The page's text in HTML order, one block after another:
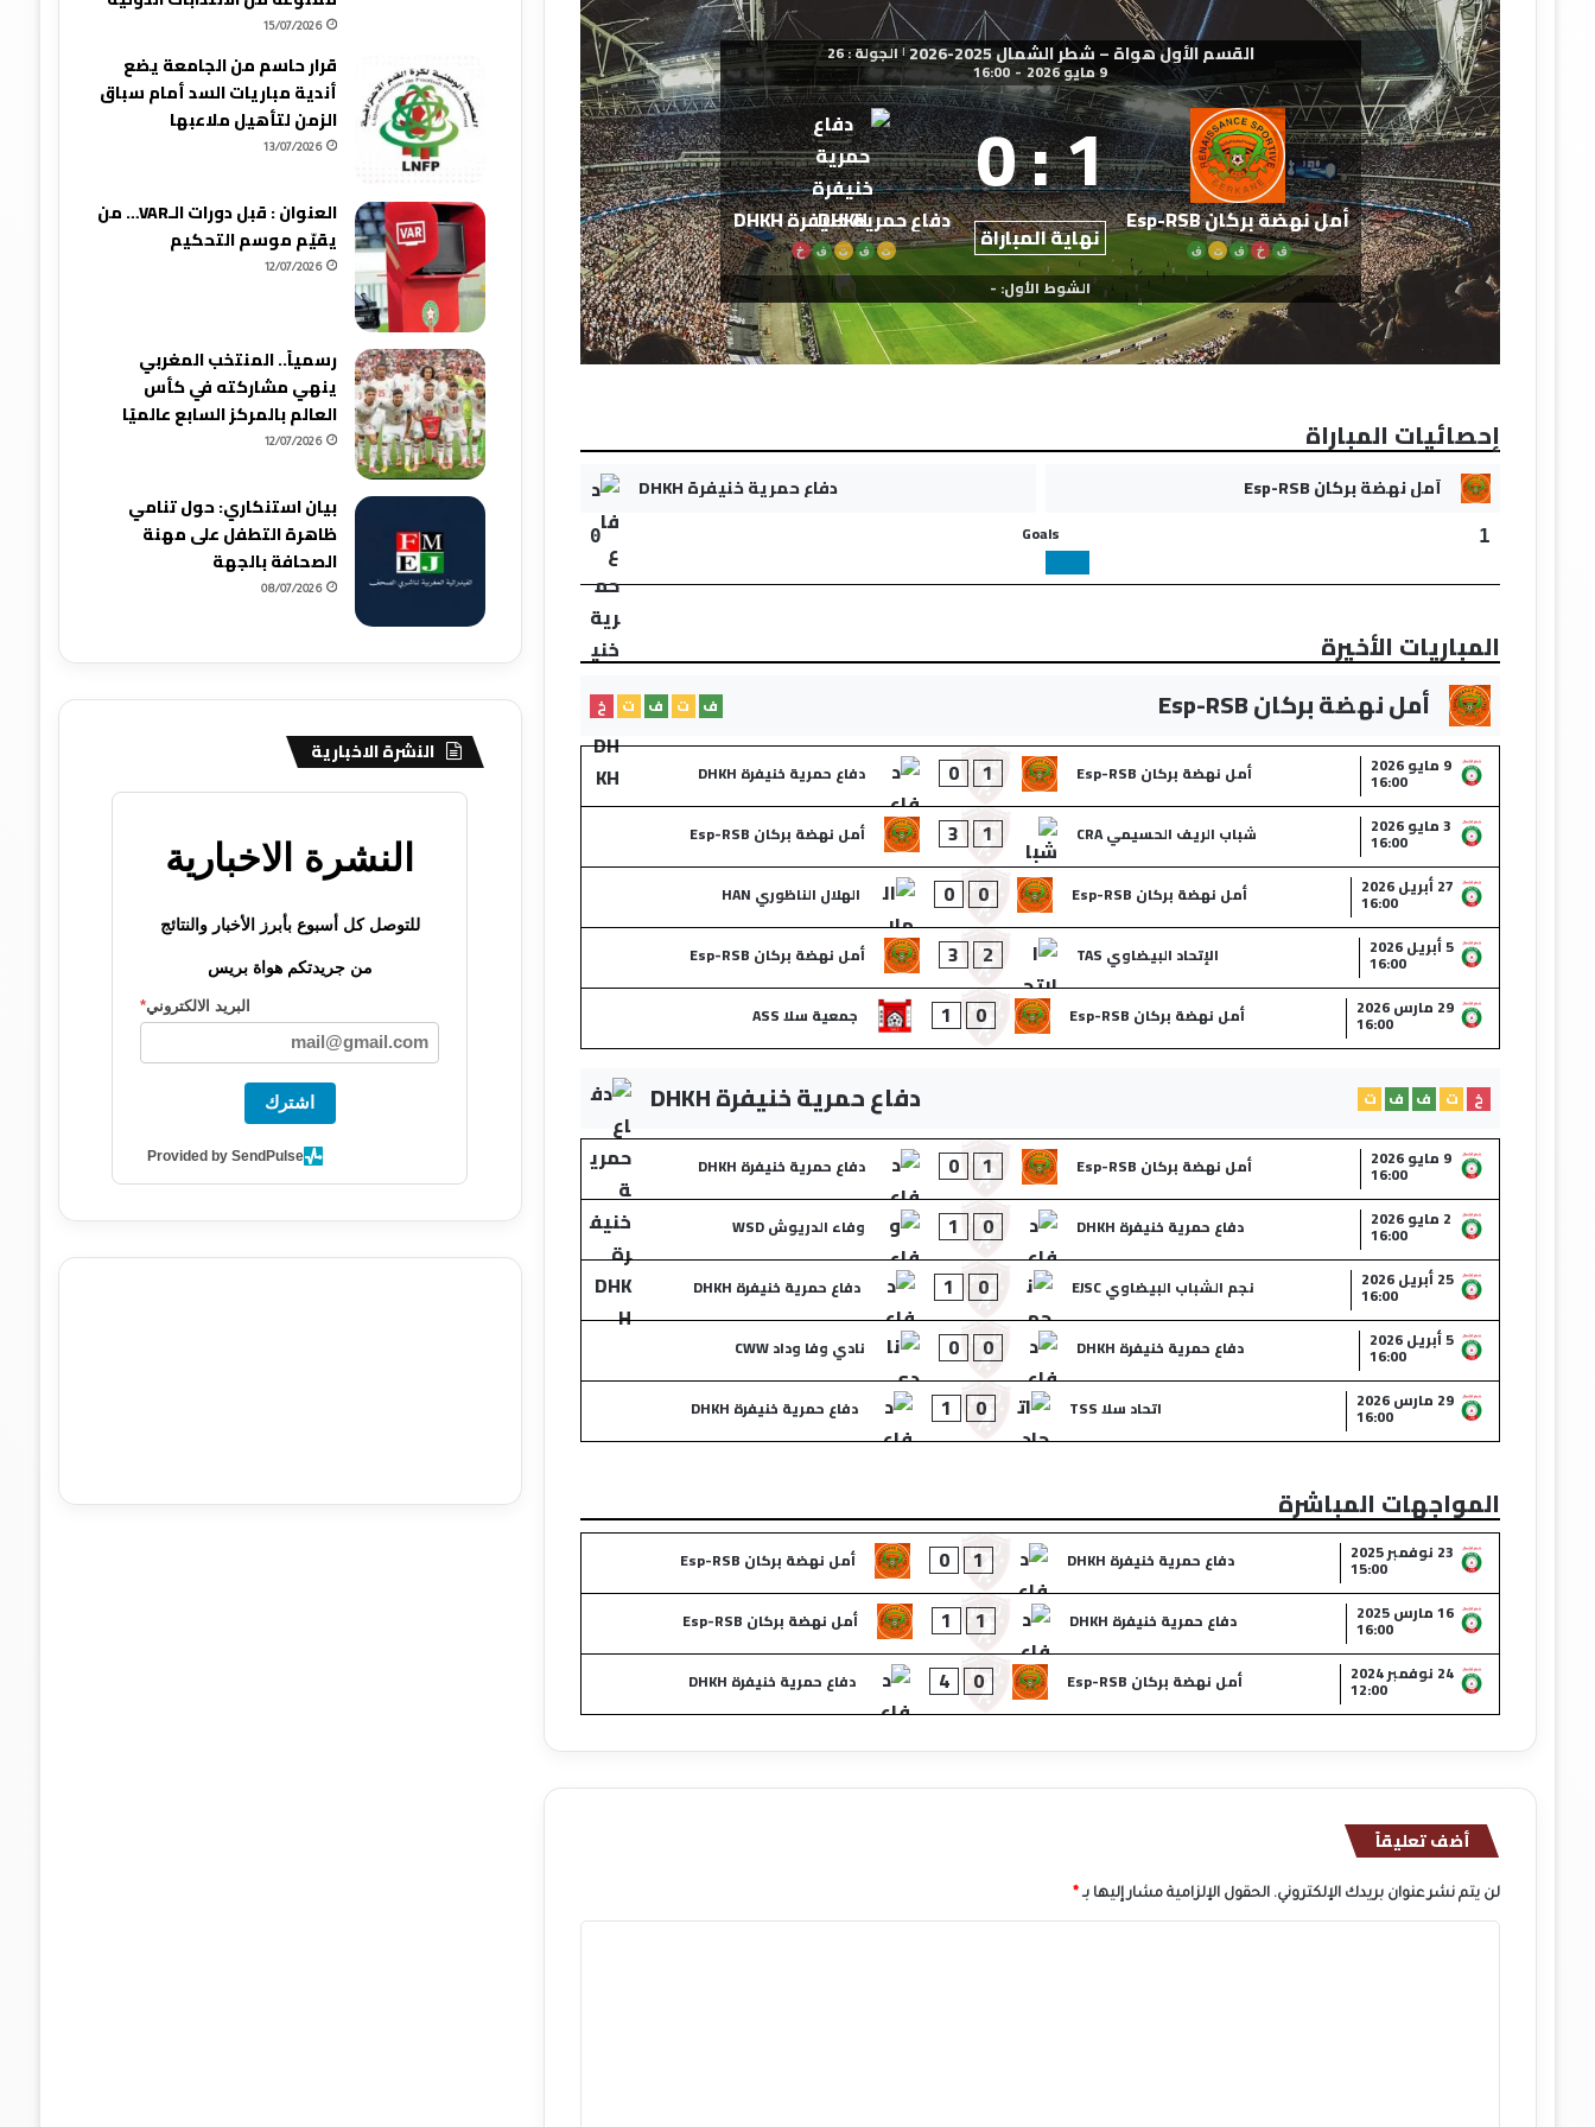
القسم الأول هواة – شطر الشمال 2025-2026 | الجولة : 26
9 مايو 2026 -
16:00
أمل نهضة بركان Esp-RSB
ف خ ف ت ف
1
:
0
نهاية المباراة دفاع حمرية خنيفرة DHKH
ت ف ت ف خ
الشوط الأول: -
إحصائيات المباراة
أمل نهضة بركان Esp-RSB دفاع حمرية خنيفرة DHKH
1
Goals
0
المباريات الأخيرة
أمل نهضة بركان Esp-RSB
ف ت ف ت خ
9 مايو 2026
16:00 أمل نهضة بركان Esp-RSB 1
0
دفاع حمرية خنيفرة DHKH
3 مايو 2026
16:00 شباب الريف الحسيمي CRA 1
3
أمل نهضة بركان Esp-RSB
27 أبريل 2026
16:00 أمل نهضة بركان Esp-RSB 0
0
الهلال الناظوري HAN
5 أبريل 2026
16:00 الإتحاد البيضاوي TAS 2
3
أمل نهضة بركان Esp-RSB
29 مارس 2026
16:00 أمل نهضة بركان Esp-RSB 0
1 جمعية سلا ASS
دفاع حمرية خنيفرة DHKH خ ت ف ف ت
9 مايو 2026
16:00 أمل نهضة بركان Esp-RSB 1
0
دفاع حمرية خنيفرة DHKH
2 مايو 2026
16:00 دفاع حمرية خنيفرة DHKH 0
1
وفاء الدريوش WSD
25 أبريل 2026
16:00 نجم الشباب البيضاوي EJSC 0
1
دفاع حمرية خنيفرة DHKH
5 أبريل 2026
16:00 دفاع حمرية خنيفرة DHKH 0
0
نادي وفا وداد CWW
29 مارس 2026
16:00 اتحاد سلا TSS 0
1 دفاع حمرية خنيفرة DHKH
المواجهات المباشرة
23 نوفمبر 2025
15:00 دفاع حمرية خنيفرة DHKH 1
0
أمل نهضة بركان Esp-RSB
16 مارس 2025
16:00 دفاع حمرية خنيفرة DHKH 1
1
أمل نهضة بركان Esp-RSB
24 نوفمبر 2024
12:00 أمل نهضة بركان Esp-RSB 0
4 دفاع حمرية خنيفرة DHKH
أضف تعليقاً
لن يتم نشر عنوان بريدك الإلكتروني. الحقول الإلزامية مشار إليها بـ *
15/07/2026
قرار حاسم من الجامعة يضع
أندية مباريات السد أمام سباق
الزمن لتأهيل ملاعبها
13/07/2026
العنوان : قبل دورات الـVAR… من
يقيّم موسم التحكيم
12/07/2026
رسمياً.. المنتخب المغربي
ينهي مشاركته في كأس
العالم بالمركز السابع عالميًا
12/07/2026
بيان استنكاري: حول تنامي
ظاهرة التطفل على مهنة
الصحافة بالجهة
08/07/2026
النشرة الاخبارية
النشرة الاخبارية
للتوصل كل أسبوع بأبرز الأخبار والنتائج
من جريدتكم هواة بريس
البريد الالكتروني*
اشترك
Provided by SendPulse